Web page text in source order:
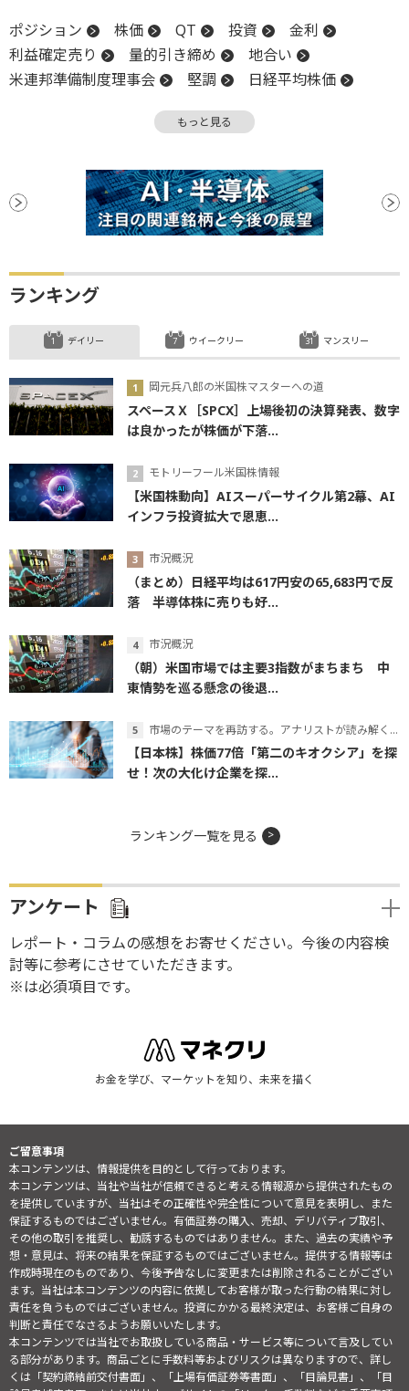
ポジション 株価 QT 投資
金利
利益確定売り
量的引き締め
地合い
米連邦準備制度理事会
堅調
日経平均株価
調整
投資家心理
決算 材料 下値
消費者物価指数
ステーブルコイン
底 タカ派
ビットコイン
もっと見る
ランキング
デイリー
岡元兵八郎の米国株マスターへの道
スペースＸ［SPCX］上場後初の決算発表、数字
は良かったが株価が下落...
モトリーフール米国株情報
【米国株動向】AIスーパーサイクル第2幕、AI
インフラ投資拡大で恩恵...
市況概況
（まとめ）日経平均は617円安の65,683円で反
落 半導体株に売りも好...
市況概況
（朝）米国市場では主要3指数がまちまち 中
東情勢を巡る懸念の後退...
市場のテーマを再訪する。アナリストが読み解くテーマの本質
【日本株】株価77倍「第二のキオクシア」を探
せ！次の大化け企業を探...
ウイークリー マンスリー
ランキング一覧を見る
アンケート
レポート・コラムの感想をお寄せください。今後の内容検
討等に参考にさせていただきます。
※は必須項目です。
お金を学び、マーケットを知り、未来を描く
ご留意事項
本コンテンツは、情報提供を目的として行っております。
本コンテンツは、当社や当社が信頼できると考える情報源から提供されたもの
を提供していますが、当社はその正確性や完全性について意見を表明し、また
保証するものではございません。有価証券の購入、売却、デリバティブ取引、
その他の取引を推奨し、勧誘するものではありません。また、過去の実績や予
想・意見は、将来の結果を保証するものではございません。提供する情報等は
作成時現在のものであり、今後予告なしに変更または削除されることがござい
ます。当社は本コンテンツの内容に依拠してお客様が取った行動の結果に対し
責任を負うものではございません。投資にかかる最終決定は、お客様ご自身の
判断と責任でなさるようお願いいたします。
本コンテンツでは当社でお取扱している商品・サービス等について言及してい
る部分があります。商品ごとに手数料等およびリスクは異なりますので、詳し
くは「契約締結前交付書面」、「上場有価証券等書面」、「目論見書」、「目